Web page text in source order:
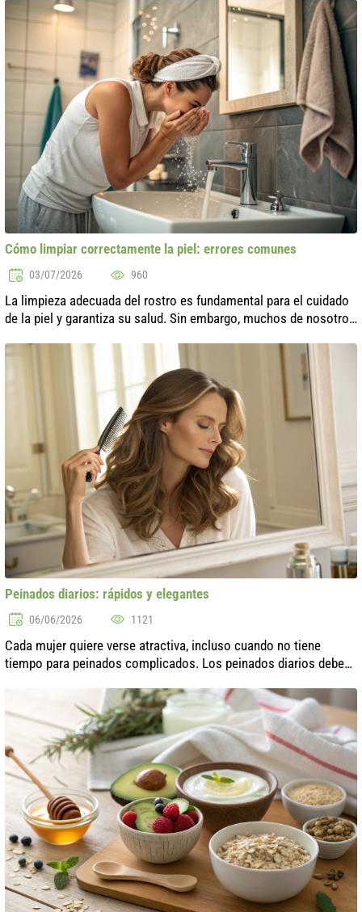
nuestra i...
Cómo limpiar correctamente la piel: errores comunes
03/07/2026 960
La limpieza adecuada del rostro es fundamental para el cuidado
de la piel y garantiza su salud. Sin embargo, muchos de nosotros
de la piel....
Peinados diarios: rápidos y elegantes
06/06/2026 1121
Cada mujer quiere verse atractiva, incluso cuando no tiene
tiempo para peinados complicados. Los peinados diarios deben
exploraremos vari...